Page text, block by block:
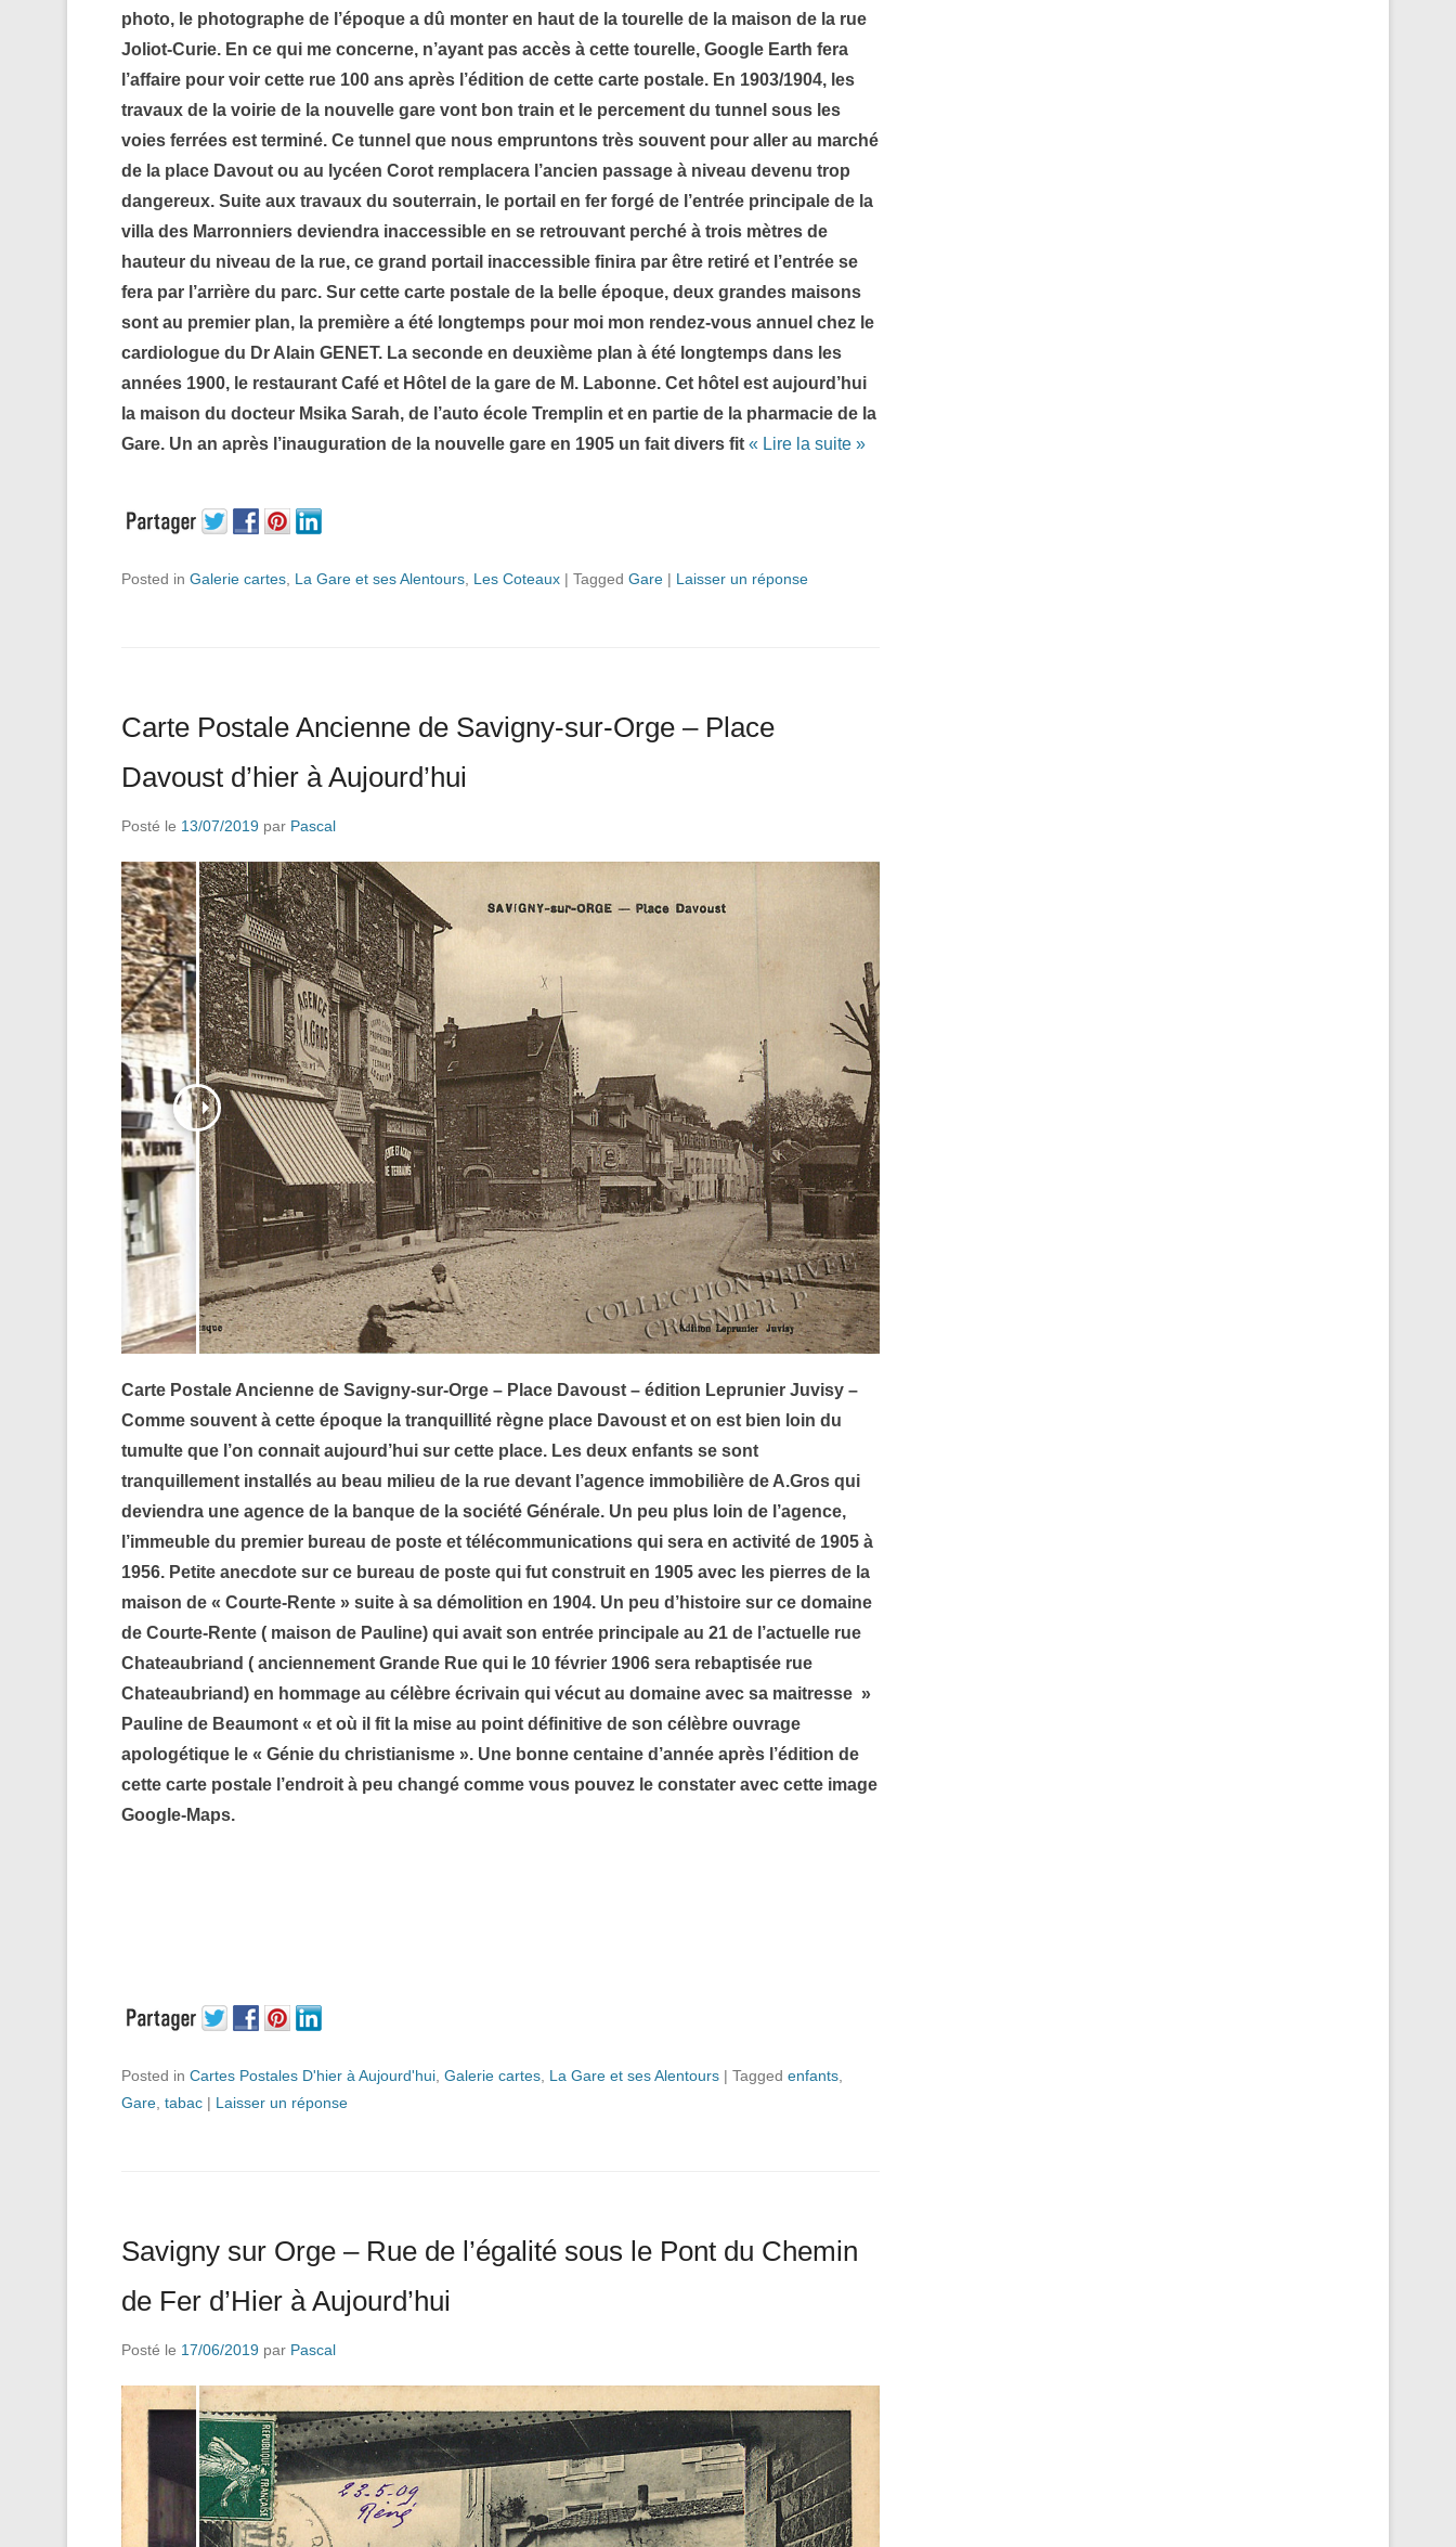
photo, le photographe de l’époque a dû monter en haut de la tourelle de la maison de la rue
Joliot-Curie. En ce qui me concerne, n’ayant pas accès à cette tourelle, Google Earth fera
l’affaire pour voir cette rue 100 ans après l’édition de cette carte postale. En 1903/1904, les
travaux de la voirie de la nouvelle gare vont bon train et le percement du tunnel sous les
voies ferrées est terminé. Ce tunnel que nous empruntons très souvent pour aller au marché
de la place Davout ou au lycéen Corot remplacera l’ancien passage à niveau devenu trop
dangereux. Suite aux travaux du souterrain, le portail en fer forgé de l’entrée principale de la
villa des Marronniers deviendra inaccessible en se retrouvant perché à trois mètres de
hauteur du niveau de la rue, ce grand portail inaccessible finira par être retiré et l’entrée se
fera par l’arrière du parc. Sur cette carte postale de la belle époque, deux grandes maisons
sont au premier plan, la première a été longtemps pour moi mon rendez-vous annuel chez le
cardiologue du Dr Alain GENET. La seconde en deuxième plan à été longtemps dans les
années 1900, le restaurant Café et Hôtel de la gare de M. Labonne. Cet hôtel est aujourd’hui
la maison du docteur Msika Sarah, de l’auto école Tremplin et en partie de la pharmacie de la
Gare. Un an après l’inauguration de la nouvelle gare en 1905 un fait divers fit « Lire la suite »
Posted in Galerie cartes, La Gare et ses Alentours, Les Coteaux | Tagged Gare | Laisser un réponse
Carte Postale Ancienne de Savigny-sur-Orge – Place
Davoust d’hier à Aujourd’hui
Posté le 13/07/2019 par Pascal
Carte Postale Ancienne de Savigny-sur-Orge – Place Davoust – édition Leprunier Juvisy –
Comme souvent à cette époque la tranquillité règne place Davoust et on est bien loin du
tumulte que l’on connait aujourd’hui sur cette place. Les deux enfants se sont
tranquillement installés au beau milieu de la rue devant l’agence immobilière de A.Gros qui
deviendra une agence de la banque de la société Générale. Un peu plus loin de l’agence,
l’immeuble du premier bureau de poste et télécommunications qui sera en activité de 1905 à
1956. Petite anecdote sur ce bureau de poste qui fut construit en 1905 avec les pierres de la
maison de « Courte-Rente » suite à sa démolition en 1904. Un peu d’histoire sur ce domaine
de Courte-Rente ( maison de Pauline) qui avait son entrée principale au 21 de l’actuelle rue
Chateaubriand ( anciennement Grande Rue qui le 10 février 1906 sera rebaptisée rue
Chateaubriand) en hommage au célèbre écrivain qui vécut au domaine avec sa maitresse »
Pauline de Beaumont « et où il fit la mise au point définitive de son célèbre ouvrage
apologétique le « Génie du christianisme ». Une bonne centaine d’année après l’édition de
cette carte postale l’endroit à peu changé comme vous pouvez le constater avec cette image
Google-Maps.
Posted in Cartes Postales D'hier à Aujourd'hui Galerie cartes La Gare et ses Alentours | Tagged enfants
Gare tabac | Laisser un réponse
Savigny sur Orge – Rue de l’égalité sous le Pont du Chemin
de Fer d’Hier à Aujourd’hui
Posté le 17/06/2019 par Pascal